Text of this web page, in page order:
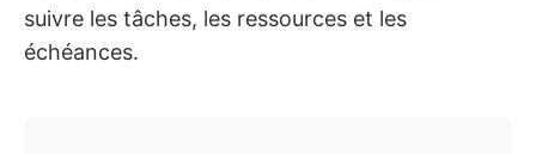
suivre les tâches, les ressources et les
échéances.